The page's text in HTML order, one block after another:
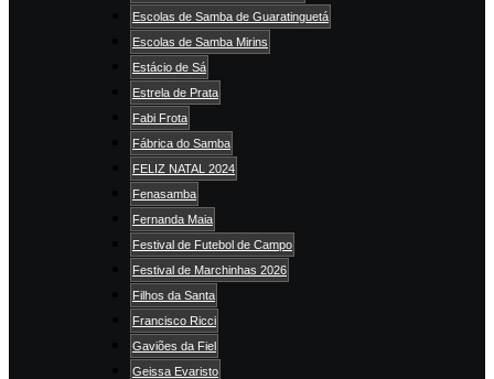
Escolas de Samba de Guaratinguetá
Escolas de Samba Mirins
Estácio de Sá
Estrela de Prata
Fabi Frota
Fábrica do Samba
FELIZ NATAL 2024
Fenasamba
Fernanda Maia
Festival de Futebol de Campo
Festival de Marchinhas 2026
Filhos da Santa
Francisco Ricci
Gaviões da Fiel
Geissa Evaristo